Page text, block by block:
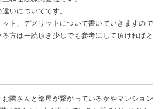
いについてです。
ト、デメリットについて書いていきますので
方は一読頂き少しでも参考にして頂ければと
隣さんと部屋が繋がっているかやマンション